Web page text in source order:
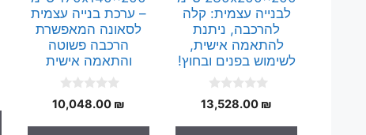
לבנייה עצמית: קלה
להרכבה, ניתנת
להתאמה אישית,
לשימוש בפנים ובחוץ!
0
o
13,528.00 ₪
– ערכת בנייה עצמית
לסאונה המאפשרת
הרכבה פשוטה
והתאמה אישית
0
o
10,048.00 ₪